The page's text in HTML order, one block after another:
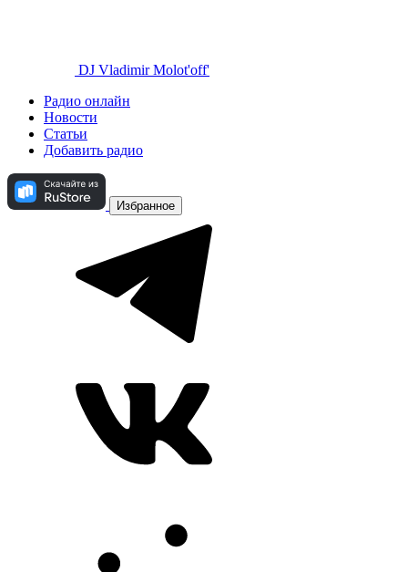
DJ Vladimir Molot'off'
Радио онлайн
Новости
Статьи
Добавить радио
Избранное